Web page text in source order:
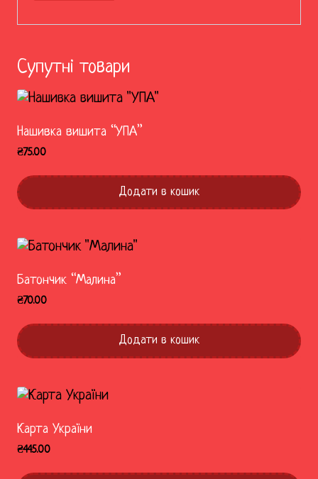
Супутні товари
Нашивка вишита “УПА”
₴75.00
Додати в кошик
Батончик “Малина”
₴70.00
Додати в кошик
Карта України
₴445.00